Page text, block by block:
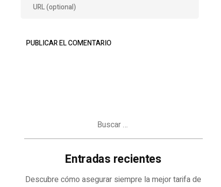
Entradas recientes
Descubre cómo asegurar siempre la mejor tarifa de